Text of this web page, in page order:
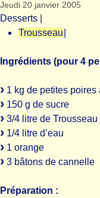
Jeudi 20 janvier 2005
Desserts
Trousseau
Ingrédients (pour 4
1 kg de petites poires
150 g de sucre
3/4 litre de Trousseau
1/4 litre d’eau
1 orange
3 bâtons de cannelle
Préparation :